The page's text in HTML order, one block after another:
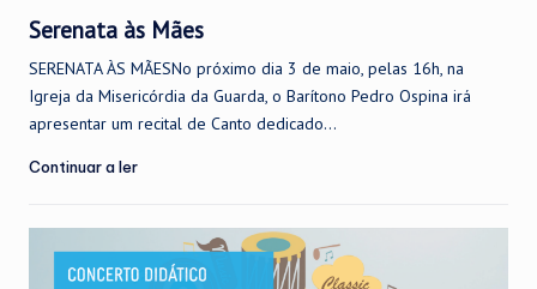
Serenata às Mães
SERENATA ÀS MÃESNo próximo dia 3 de maio, pelas 16h, na
Igreja da Misericórdia da Guarda, o Barítono Pedro Ospina irá
apresentar um recital de Canto dedicado...
Continuar a ler